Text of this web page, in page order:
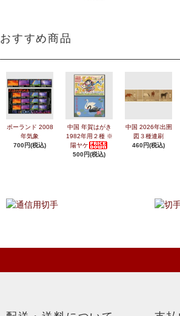
おすすめ商品
ポーランド 2008
年気象
700円(税込)
中国 年賀はがき
1982年用２種 ※
陽ヤケ
500円(税込)
中国 2026年出圉
図３種連刷
460円(税込)